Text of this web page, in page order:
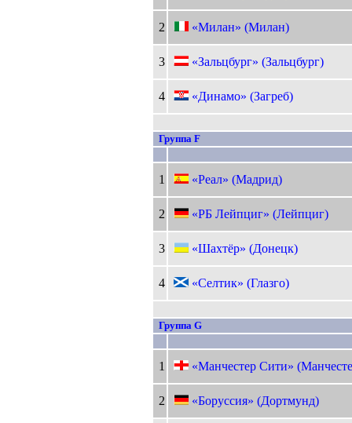
2 «Милан» (Милан)
3 «Зальцбург» (Зальцбург)
4 «Динамо» (Загреб)
Группа F
1 «Реал» (Мадрид)
2 «РБ Лейпциг» (Лейпциг)
3 «Шахтёр» (Донецк)
4 «Селтик» (Глазго)
Группа G
1 «Манчестер Сити»
2 «Боруссия» (Дортмунд)